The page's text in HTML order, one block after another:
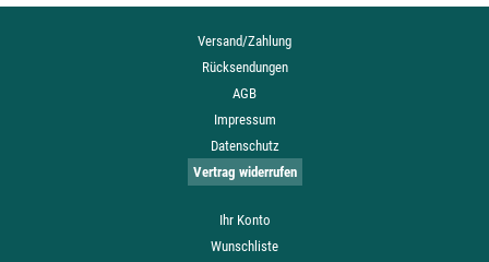
Versand/Zahlung
Rücksendungen
AGB
Impressum
Datenschutz
Vertrag widerrufen
Ihr Konto
Wunschliste